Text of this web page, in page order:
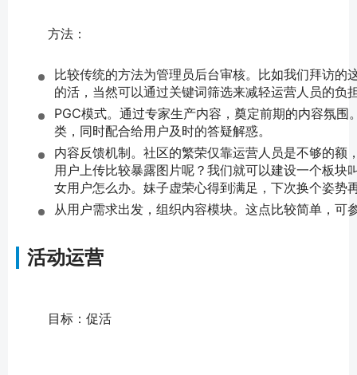
	方法：
比较传统的方法为管理员后台审核。比如我们拜访
的活，当然可以通过关键词筛选来减轻运营人员的负
PGC模式。通过专家生产内容，奠定前期的内容氛
类，同时配合给用户及时的答疑解惑。
内容反馈机制。社区的繁荣仅靠运营人员是不够的
用户上传比较暴露图片呢？我们就可以建设一个板
女用户怎么办。妹子虚荣心得到满足，下次换个姿势
从用户需求出发，组织内容模块。这点比较简单，可
活动运营
	目标：促活